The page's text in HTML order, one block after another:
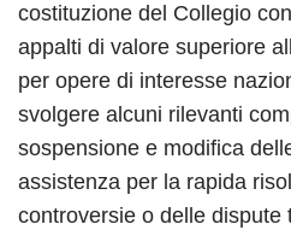
costituzione del Collegio
appalti di valore superiore
per opere di interesse
svolgere alcuni rilevanti
sospensione e modifica
assistenza per la rapida
controversie o delle dispute